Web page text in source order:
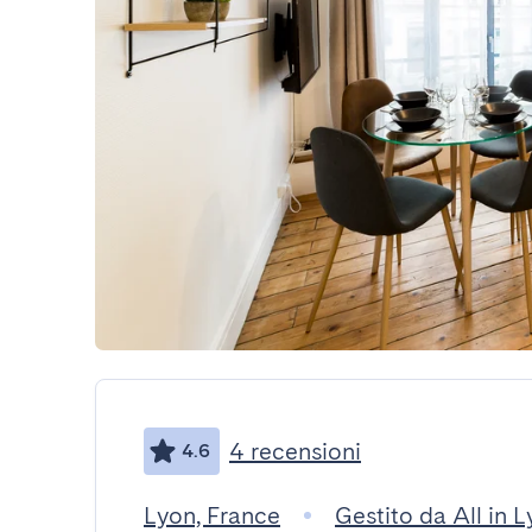
4.6 4 recensioni
Lyon, France Gestito da All in